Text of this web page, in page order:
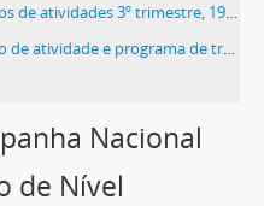
de atividades 3º trimestre, 1958
e programa de trabalho, 1956 - 1960
Nacional
de Nível